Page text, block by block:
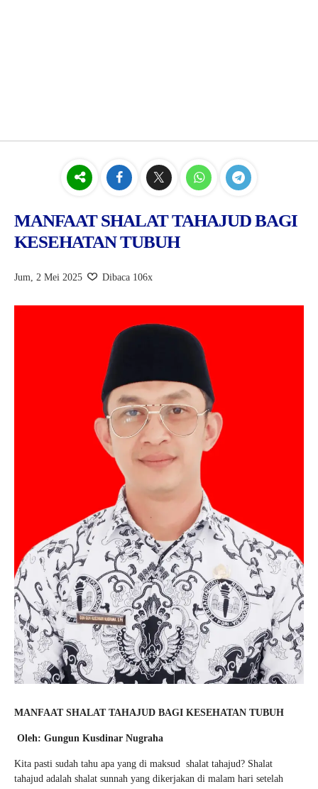
MANFAAT SHALAT TAHAJUD BAGI
KESEHATAN TUBUH
Jum, 2 Mei 2025 Dibaca 106x
MANFAAT SHALAT TAHAJUD BAGI KESEHATAN TUBUH
Oleh: Gungun Kusdinar Nugraha
Kita pasti sudah tahu apa yang di maksud shalat tahajud? Shalat
tahajud adalah shalat sunnah yang dikerjakan di malam hari setelah